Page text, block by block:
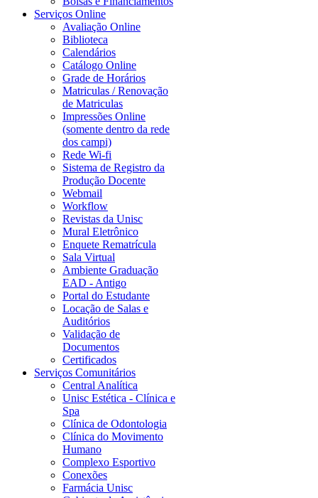
Serviços Online
Avaliação Online
Biblioteca
Calendários
Catálogo Online
Grade de Horários
Matriculas / Renovação
de Matriculas
Impressões Online
(somente dentro da rede
dos campi)
Rede Wi-fi
Sistema de Registro da
Produção Docente
Webmail
Workflow
Revistas da Unisc
Mural Eletrônico
Enquete Rematrícula
Sala Virtual
Ambiente Graduação
EAD - Antigo
Portal do Estudante
Locação de Salas e
Auditórios
Validação de
Documentos
Certificados
Serviços Comunitários
Central Analítica
Unisc Estética - Clínica e
Spa
Clínica de Odontologia
Clínica do Movimento
Humano
Complexo Esportivo
Conexões
Farmácia Unisc